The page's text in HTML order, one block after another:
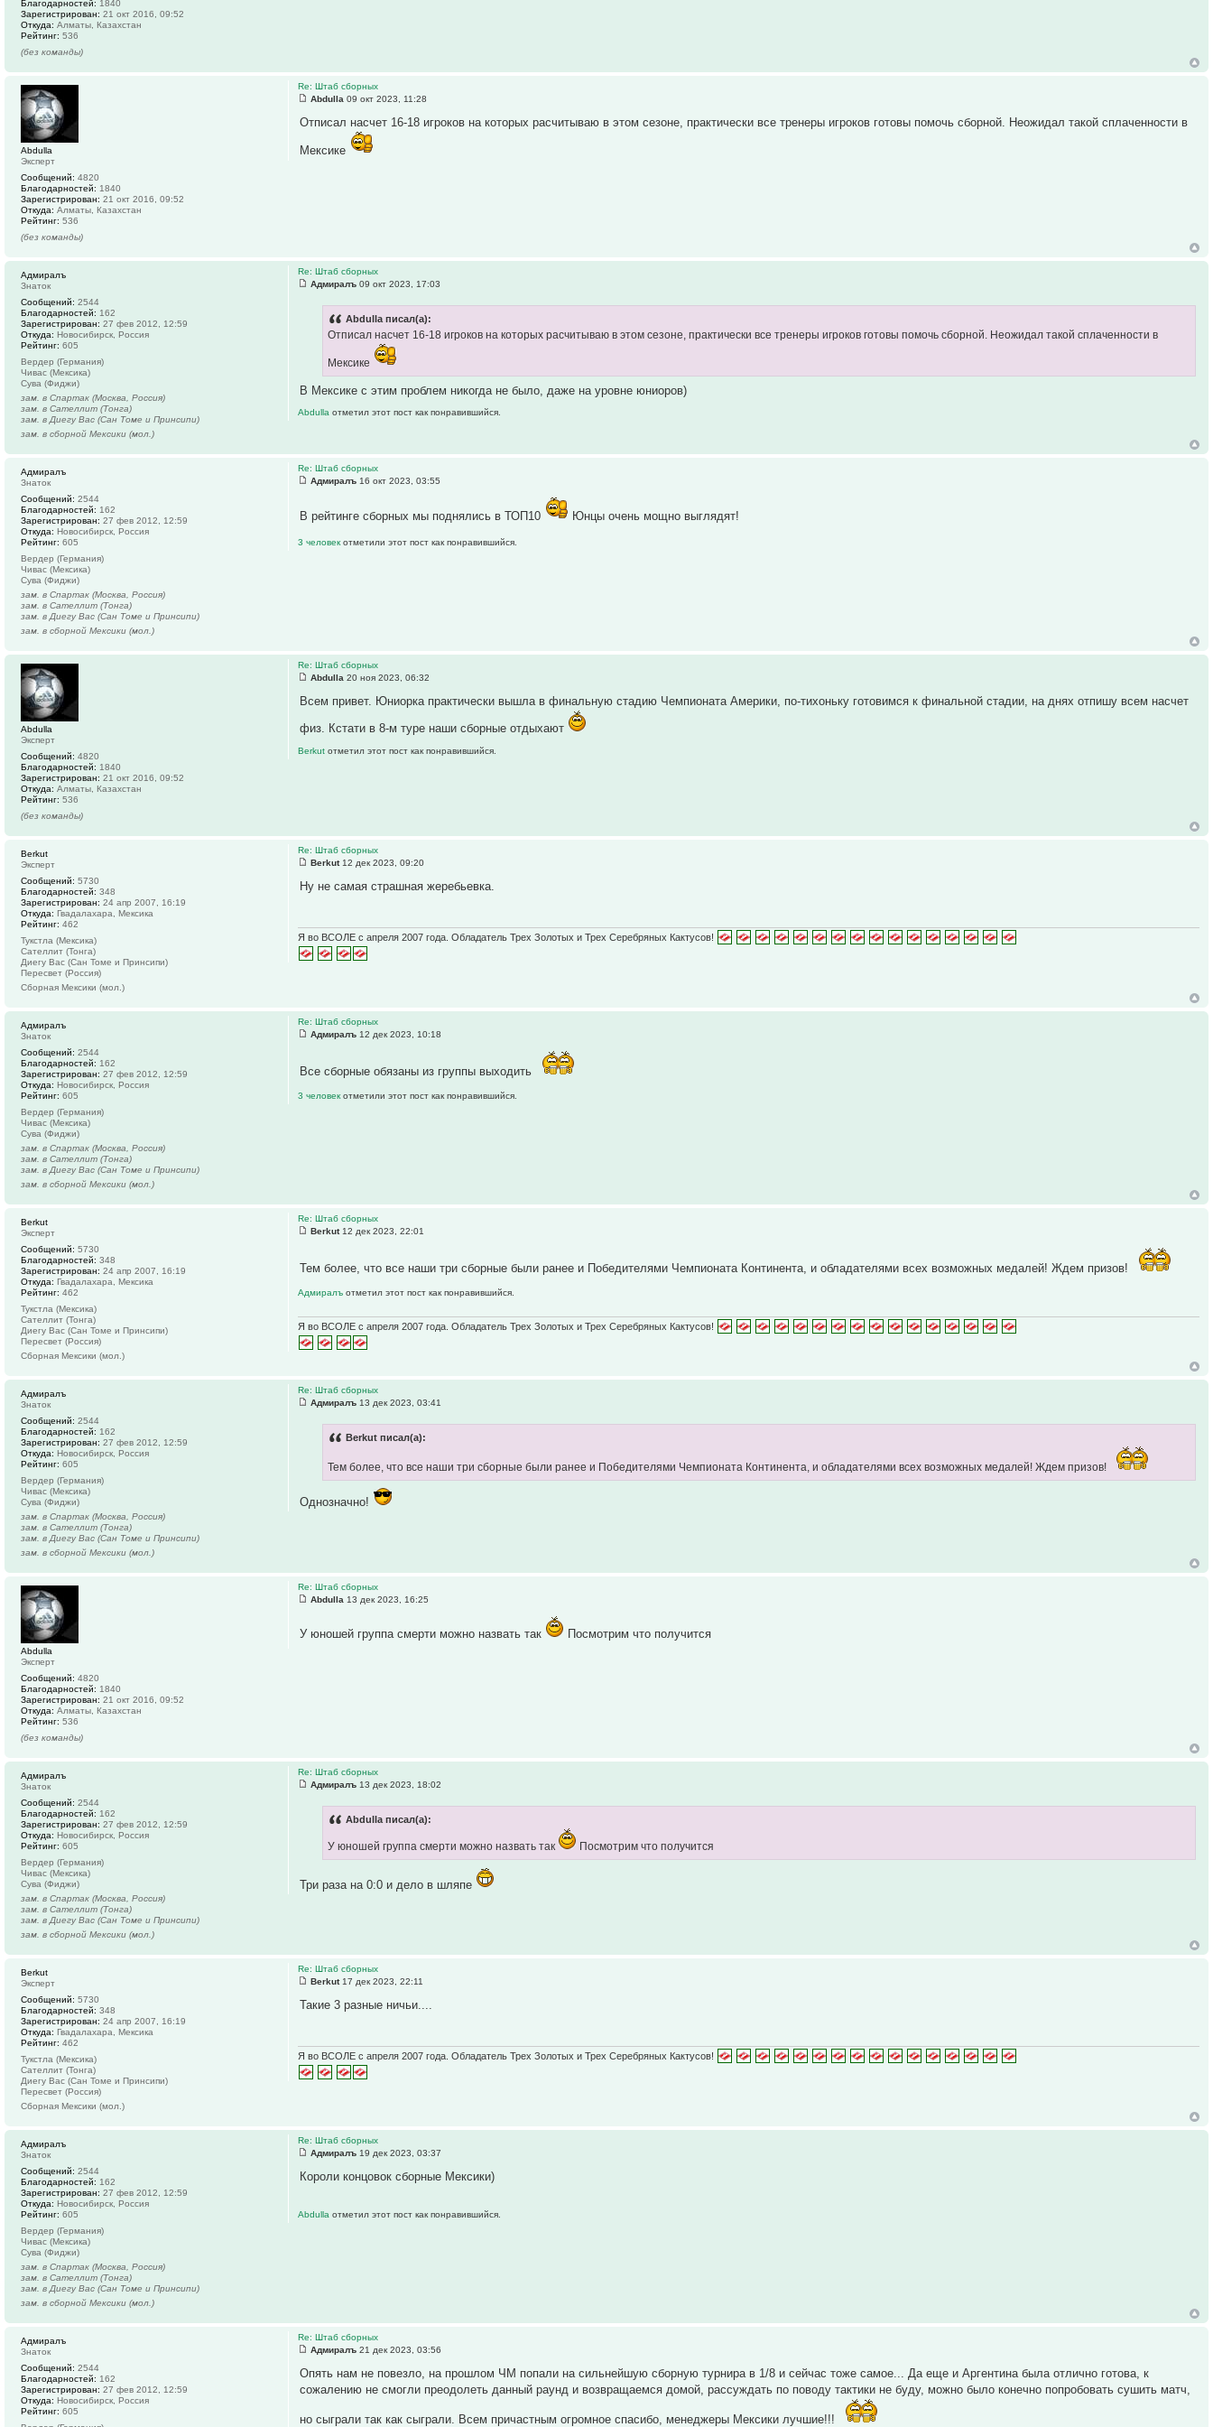
Благодарностей: 1840
Зарегистрирован: 21 окт 2016, 09:52
Откуда: Алматы, Казахстан
Рейтинг: 536
(без команды)
Re: Штаб сборных
Abdulla 09 окт 2023, 11:28
Отписал насчет 16-18 игроков на которых расчитываю в этом сезоне, практически все тренеры игроков готовы помочь сборной. Неожидал такой сплаченности в
Мексике
Abdulla
Эксперт
Сообщений: 4820
Благодарностей: 1840
Зарегистрирован: 21 окт 2016, 09:52
Откуда: Алматы, Казахстан
Рейтинг: 536
(без команды)
Re: Штаб сборных
Адмиралъ 09 окт 2023, 17:03
Abdulla писал(а):
Отписал насчет 16-18 игроков на которых расчитываю в этом сезоне, практически все тренеры игроков готовы помочь сборной. Неожидал такой сплаченности в
Мексике
В Мексике с этим проблем никогда не было, даже на уровне юниоров)
Abdullaотметил этот пост как понравившийся.
Адмиралъ
Знаток
Сообщений: 2544
Благодарностей: 162
Зарегистрирован: 27 фев 2012, 12:59
Откуда: Новосибирск, Россия
Рейтинг: 605
Вердер (Германия)
Чивас (Мексика)
Сува (Фиджи)
зам. в Спартак (Москва, Россия)
зам. в Сателлит (Тонга)
зам. в Диегу Вас (Сан Томе и Принсипи)
зам. в сборной Мексики (мол.)
Re: Штаб сборных
Адмиралъ 16 окт 2023, 03:55
В рейтинге сборных мы поднялись в ТОП10 Юнцы очень мощно выглядят!
3 человекотметили этот пост как понравившийся.
Адмиралъ
Знаток
Сообщений: 2544
Благодарностей: 162
Зарегистрирован: 27 фев 2012, 12:59
Откуда: Новосибирск, Россия
Рейтинг: 605
Вердер (Германия)
Чивас (Мексика)
Сува (Фиджи)
зам. в Спартак (Москва, Россия)
зам. в Сателлит (Тонга)
зам. в Диегу Вас (Сан Томе и Принсипи)
зам. в сборной Мексики (мол.)
Re: Штаб сборных
Abdulla 20 ноя 2023, 06:32
Всем привет. Юниорка практически вышла в финальную стадию Чемпионата Америки, по-тихоньку готовимся к финальной стадии, на днях отпишу всем насчет
физ. Кстати в 8-м туре наши сборные отдыхают
Berkutотметил этот пост как понравившийся.
Abdulla
Эксперт
Сообщений: 4820
Благодарностей: 1840
Зарегистрирован: 21 окт 2016, 09:52
Откуда: Алматы, Казахстан
Рейтинг: 536
(без команды)
Re: Штаб сборных
Berkut12 дек 2023, 09:20
Ну не самая страшная жеребьевка.
Я во ВСОЛЕ с апреля 2007 года. Обладатель Трех Золотых и Трех Серебряных Кактусов!
Berkut
Эксперт
Сообщений: 5730
Благодарностей: 348
Зарегистрирован: 24 апр 2007, 16:19
Откуда: Гвадалахара, Мексика
Рейтинг: 462
Тукстла (Мексика)
Сателлит (Тонга)
Диегу Вас (Сан Томе и Принсипи)
Пересвет (Россия)
Сборная Мексики (мол.)
Re: Штаб сборных
Адмиралъ 12 дек 2023, 10:18
Все сборные обязаны из группы выходить
3 человекотметили этот пост как понравившийся.
Адмиралъ
Знаток
Сообщений: 2544
Благодарностей: 162
Зарегистрирован: 27 фев 2012, 12:59
Откуда: Новосибирск, Россия
Рейтинг: 605
Вердер (Германия)
Чивас (Мексика)
Сува (Фиджи)
зам. в Спартак (Москва, Россия)
зам. в Сателлит (Тонга)
зам. в Диегу Вас (Сан Томе и Принсипи)
зам. в сборной Мексики (мол.)
Re: Штаб сборных
Berkut12 дек 2023, 22:01
Тем более, что все наши три сборные были ранее и Победителями Чемпионата Континента, и обладателями всех возможных медалей! Ждем призов!
Адмиралъотметил этот пост как понравившийся.
Я во ВСОЛЕ с апреля 2007 года. Обладатель Трех Золотых и Трех Серебряных Кактусов!
Berkut
Эксперт
Сообщений: 5730
Благодарностей: 348
Зарегистрирован: 24 апр 2007, 16:19
Откуда: Гвадалахара, Мексика
Рейтинг: 462
Тукстла (Мексика)
Сателлит (Тонга)
Диегу Вас (Сан Томе и Принсипи)
Пересвет (Россия)
Сборная Мексики (мол.)
Re: Штаб сборных
Адмиралъ 13 дек 2023, 03:41
Berkut писал(а):
Тем более, что все наши три сборные были ранее и Победителями Чемпионата Континента, и обладателями всех возможных медалей! Ждем призов!
Однозначно!
Адмиралъ
Знаток
Сообщений: 2544
Благодарностей: 162
Зарегистрирован: 27 фев 2012, 12:59
Откуда: Новосибирск, Россия
Рейтинг: 605
Вердер (Германия)
Чивас (Мексика)
Сува (Фиджи)
зам. в Спартак (Москва, Россия)
зам. в Сателлит (Тонга)
зам. в Диегу Вас (Сан Томе и Принсипи)
зам. в сборной Мексики (мол.)
Re: Штаб сборных
Abdulla 13 дек 2023, 16:25
У юношей группа смерти можно назвать так Посмотрим что получится
Abdulla
Эксперт
Сообщений: 4820
Благодарностей: 1840
Зарегистрирован: 21 окт 2016, 09:52
Откуда: Алматы, Казахстан
Рейтинг: 536
(без команды)
Re: Штаб сборных
Адмиралъ 13 дек 2023, 18:02
Abdulla писал(а):
У юношей группа смерти можно назвать так Посмотрим что получится
Три раза на 0:0 и дело в шляпе
Адмиралъ
Знаток
Сообщений: 2544
Благодарностей: 162
Зарегистрирован: 27 фев 2012, 12:59
Откуда: Новосибирск, Россия
Рейтинг: 605
Вердер (Германия)
Чивас (Мексика)
Сува (Фиджи)
зам. в Спартак (Москва, Россия)
зам. в Сателлит (Тонга)
зам. в Диегу Вас (Сан Томе и Принсипи)
зам. в сборной Мексики (мол.)
Re: Штаб сборных
Berkut17 дек 2023, 22:11
Такие 3 разные ничьи....
Я во ВСОЛЕ с апреля 2007 года. Обладатель Трех Золотых и Трех Серебряных Кактусов!
Berkut
Эксперт
Сообщений: 5730
Благодарностей: 348
Зарегистрирован: 24 апр 2007, 16:19
Откуда: Гвадалахара, Мексика
Рейтинг: 462
Тукстла (Мексика)
Сателлит (Тонга)
Диегу Вас (Сан Томе и Принсипи)
Пересвет (Россия)
Сборная Мексики (мол.)
Re: Штаб сборных
Адмиралъ 19 дек 2023, 03:37
Короли концовок сборные Мексики)
Abdullaотметил этот пост как понравившийся.
Адмиралъ
Знаток
Сообщений: 2544
Благодарностей: 162
Зарегистрирован: 27 фев 2012, 12:59
Откуда: Новосибирск, Россия
Рейтинг: 605
Вердер (Германия)
Чивас (Мексика)
Сува (Фиджи)
зам. в Спартак (Москва, Россия)
зам. в Сателлит (Тонга)
зам. в Диегу Вас (Сан Томе и Принсипи)
зам. в сборной Мексики (мол.)
Re: Штаб сборных
Адмиралъ 21 дек 2023, 03:56
Опять нам не повезло, на прошлом ЧМ попали на сильнейшую сборную турнира в 1/8 и сейчас тоже самое... Да еще и Аргентина была отлично готова, к
сожалению не смогли преодолеть данный раунд и возвращаемся домой, рассуждать по поводу тактики не буду, можно было конечно попробовать сушить матч,
но сыграли так как сыграли. Всем причастным огромное спасибо, менеджеры Мексики лучшие!!!
Адмиралъ
Знаток
Сообщений: 2544
Благодарностей: 162
Зарегистрирован: 27 фев 2012, 12:59
Откуда: Новосибирск, Россия
Рейтинг: 605